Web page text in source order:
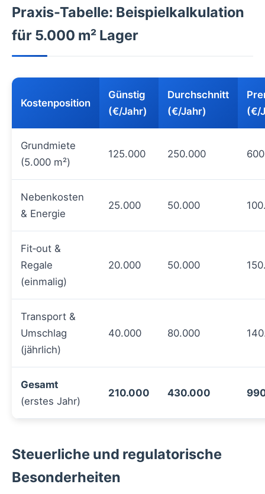
Praxis-Tabelle: Beispielkalkulation
für 5.000 m² Lager
Kostenposition
Günstig
(€/Jahr)
Durchschnitt
(€/Jahr)
(€/
Grundmiete
(5.000 m²)
125.000 250.000
Nebenkosten
& Energie
25.000 50.000
Fit‑out &
Regale
(einmalig)
20.000 50.000
Transport &
Umschlag
(jährlich)
40.000 80.000
Gesamt
(erstes Jahr)
210.000 430.000
Steuerliche und regulatorische
Besonderheiten